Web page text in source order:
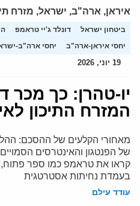
איראן, ארה"ב, ישראל, מזרח
ביטחון ישראל דונלד ג'יי טראמפ
יחסי איראן-ארה"ב
יחסי ארה"ב-
19 יוני, 2026
יו-טהרן: כך מכר
המזרח התיכון
מאחורי הקלעים של ההסכם:
של הפנטגון והאינטרסים
קראו את טראמפ כמו ספר
בעמדת נחיתות אסטרטגית
עודד עילם